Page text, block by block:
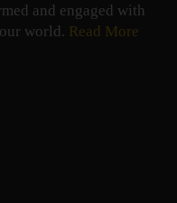
and engaged with
world. Read More